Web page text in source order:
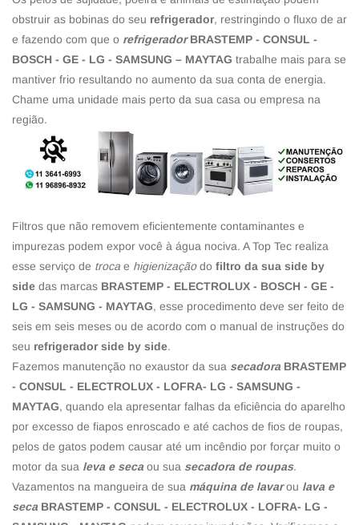
obstruir as bobinas do seu refrigerador, restringindo o fluxo de ar
e fazendo com que o refrigerador BRASTEMP - CONSUL -
BOSCH - GE - LG - SAMSUNG – MAYTAG trabalhe mais para se
mantiver frio resultando no aumento da sua conta de energia.
Chame uma unidade mais perto da sua casa ou empresa na
região.
Filtros que não removem eficientemente contaminantes e
impurezas podem expor você à água nociva. A Top Tec realiza
esse serviço de troca e higienizaçãodo filtro da sua side by
side das marcas BRASTEMP - ELECTROLUX - BOSCH - GE -
LG - SAMSUNG - MAYTAG, esse procedimento deve ser feito de
seis em seis meses ou de acordo com o manual de instruções do
seu refrigerador side by side.
Fazemos manutenção no exaustor da sua secadora BRASTEMP
- CONSUL - ELECTROLUX - LOFRA- LG - SAMSUNG -
MAYTAG, quando ela apresentar falhas da eficiência do aparelho
por excesso de fiapos enroscado e até cachos de fios de roupas,
pelos de gatos podem causar até um incêndio por forçar muito o
motor da sua leva e seca ou sua secadora de roupas.
Vazamentos na mangueira de sua máquina de lavarou lava e
seca BRASTEMP - CONSUL - ELECTROLUX - LOFRA- LG -